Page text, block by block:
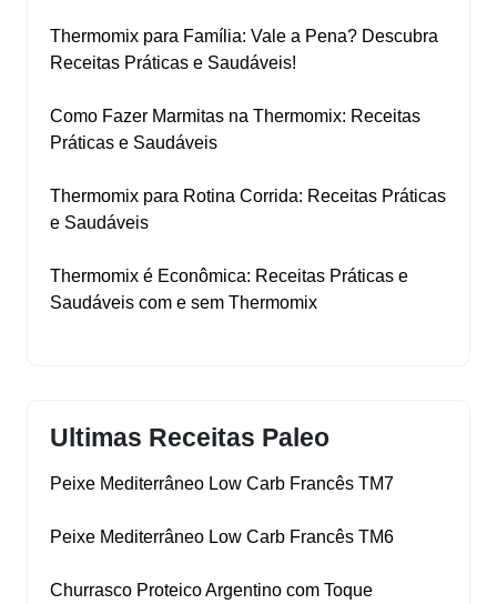
Thermomix para Família: Vale a Pena? Descubra
Receitas Práticas e Saudáveis!
Como Fazer Marmitas na Thermomix: Receitas
Práticas e Saudáveis
Thermomix para Rotina Corrida: Receitas Práticas
e Saudáveis
Thermomix é Econômica: Receitas Práticas e
Saudáveis com e sem Thermomix
Ultimas Receitas Paleo
Peixe Mediterrâneo Low Carb Francês TM7
Peixe Mediterrâneo Low Carb Francês TM6
Churrasco Proteico Argentino com Toque